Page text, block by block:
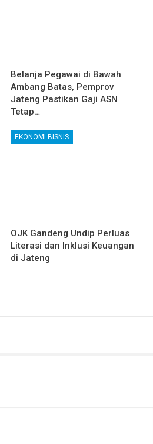
Belanja Pegawai di Bawah
Ambang Batas, Pemprov
Jateng Pastikan Gaji ASN
Tetap…
EKONOMI BISNIS
OJK Gandeng Undip Perluas
Literasi dan Inklusi Keuangan
di Jateng